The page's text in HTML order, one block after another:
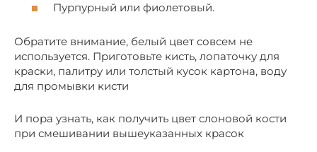
Пурпурный или фиолетовый.
Обратите внимание, белый цвет совсем не
используется. Приготовьте кисть, лопаточку для
краски, палитру или толстый кусок картона, воду
для промывки кисти
И пора узнать, как получить цвет слоновой кости
при смешивании вышеуказанных красок